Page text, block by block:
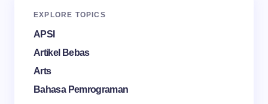
EXPLORE TOPICS
APSI
Artikel Bebas
Arts
Bahasa Pemrograman